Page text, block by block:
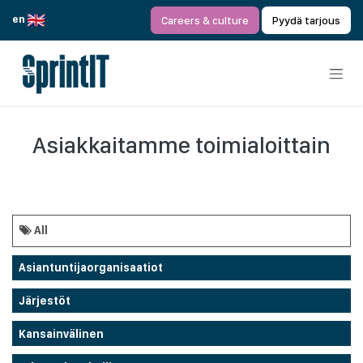
en
Careers & culture Pyydä tarjous
Asiakkaitamme toimialoittain
All
Asiantuntijaorganisaatiot
Järjestöt
Kansainvälinen